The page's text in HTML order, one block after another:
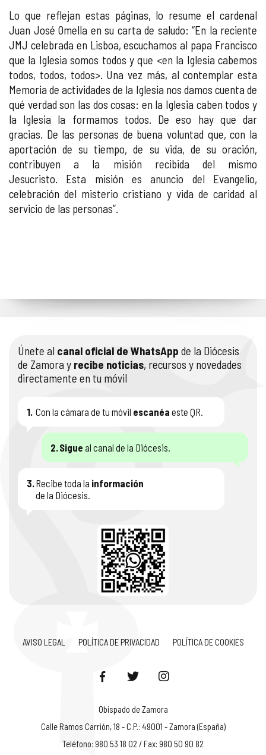
Lo que reflejan estas páginas, lo resume el cardenal
Juan José Omella en su carta de saludo: “En la reciente
JMJ celebrada en Lisboa, escuchamos al papa Francisco
que la Iglesia somos todos y que <en la Iglesia cabemos
todos, todos, todos>. Una vez más, al contemplar esta
Memoria de actividades de la Iglesia nos damos cuenta de
qué verdad son las dos cosas: en la Iglesia caben todos y
la Iglesia la formamos todos. De eso hay que dar
gracias. De las personas de buena voluntad que, con la
aportación de su tiempo, de su vida, de su oración,
contribuyen a la misión recibida del mismo
Jesucristo. Esta misión es anuncio del Evangelio,
celebración del misterio cristiano y vida de caridad al
servicio de las personas”.
Únete al canal oficial de WhatsApp de la Diócesis
de Zamora y recibe noticias, recursos y novedades
directamente en tu móvil
1. Con la cámara de tu móvil escanéa este QR.
2.Sigue al canal de la Diócesis.
3.Recibe toda la información
de la Diócesis.
AVISO LEGAL POLÍTICA DE PRIVACIDAD POLÍTICA DE COOKIES
Obispado de Zamora
Calle Ramos Carrión, 18 - C.P.: 49001 - Zamora (España)
Teléfono: 980 53 18 02 / Fax: 980 50 90 82